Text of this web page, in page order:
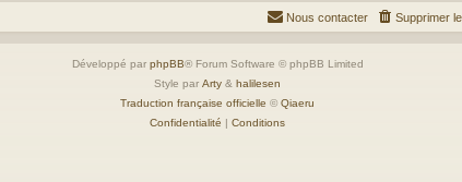
Supprimer
Nous contacter
Développé par phpBB® Forum Software © phpBB Limited
Style par Arty & halilesen
Traduction française officielle © Qiaeru
Confidentialité | Conditions